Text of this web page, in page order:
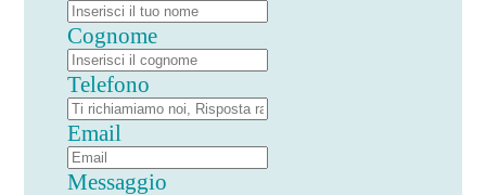
Cognome
Telefono
Email
Messaggio